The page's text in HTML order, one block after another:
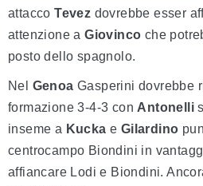
attaccoTevez dovrebbe esser
attenzione aGiovinco che
posto dello spagnolo.
Nel Genoa Gasperini dovrebbe
formazione 3-4-3 con Antonelli
inseme a Kucka e Gilardino
centrocampo Biondini in
affiancare Lodi e Biondini.